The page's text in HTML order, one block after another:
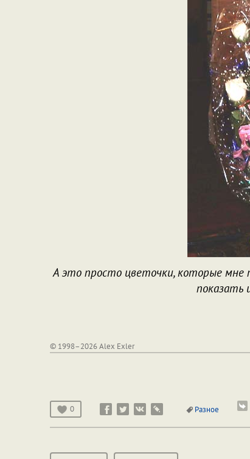
А это просто цветочки, которые мне
показать
© 1998–2026 Alex Exler
0 Разное